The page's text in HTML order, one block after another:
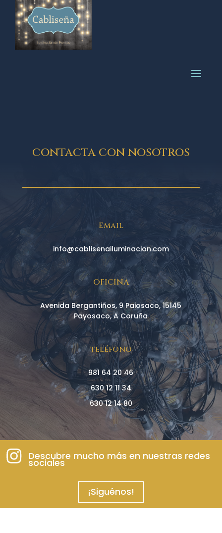
contacta con nosotros
Email
info@cablisenailuminacion.com
OFICINA
Avenida Bergantiños, 9 Paiosaco, 15145
Payosaco, A Coruña
teléfono
981 64 20 46
630 12 11 34
630 12 14 80
Descubre mucho más en nuestras redes
sociales
¡Siguénos!